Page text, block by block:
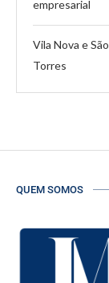
empresarial
Vila Nova e
Torres
QUEM SOMOS